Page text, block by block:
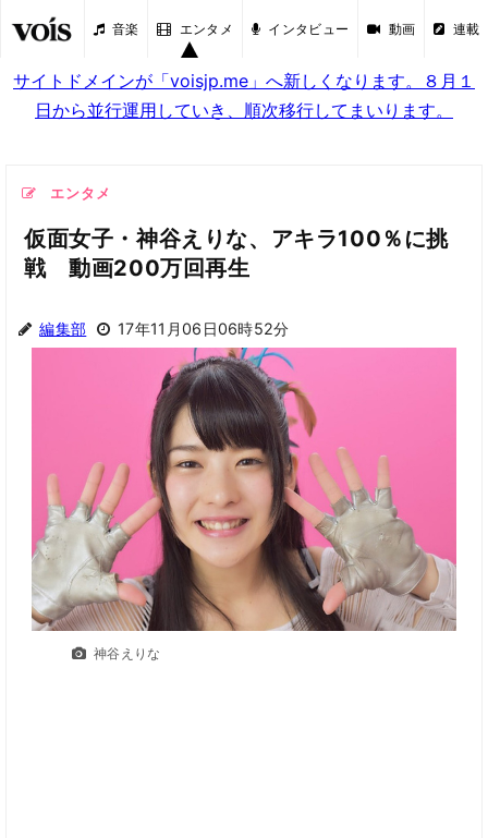
音楽 エンタメ インタビュー 動画 連載
サイトドメインが「voisjp.me」へ新しくなります。８月１
日から並行運用していき、順次移行してまいります。
エンタメ
仮面女子・神谷えりな、アキラ100％に挑
戦 動画200万回再生
編集部 17年11月06日06時52分
神谷えりな